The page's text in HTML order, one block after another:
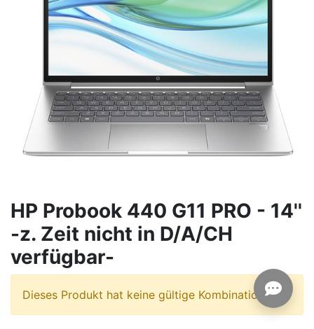
HP Probook 440 G11 PRO - 14''
-z. Zeit nicht in D/A/CH
verfügbar-
Dieses Produkt hat keine gültige Kombination.